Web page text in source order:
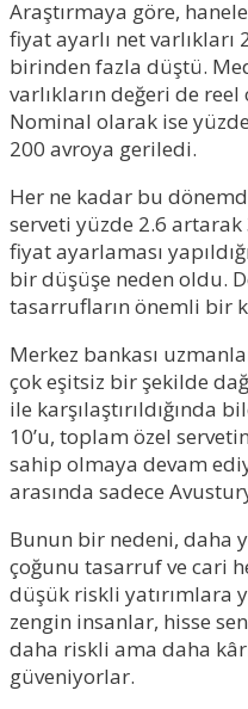
Araştırmaya göre,
fiyat ayarlı net varlıkları
birinden fazla düştü.
varlıkların değeri de
Nominal olarak ise
200 avroya geriledi.
Her ne kadar bu
serveti yüzde 2.6 artarak
fiyat ayarlaması
bir düşüşe neden oldu.
tasarrufların önemli bir
Merkez bankası
çok eşitsiz bir şekilde
ile karşılaştırıldığında
10’u, toplam özel
sahip olmaya devam
arasında sadece
Bunun bir nedeni, daha
çoğunu tasarruf ve cari
düşük riskli yatırımlara
zengin insanlar, hisse
daha riskli ama daha
güveniyorlar.